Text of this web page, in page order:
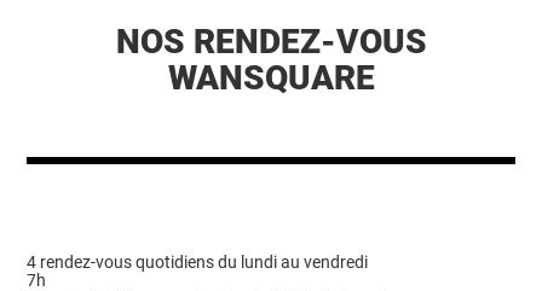
NOS RENDEZ-VOUS
WANSQUARE
4 rendez-vous quotidiens du lundi au vendredi
7h